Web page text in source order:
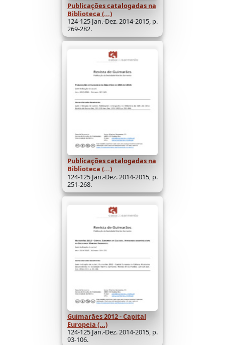
Publicações catalogadas na
Biblioteca (...)
124-125 Jan.-Dez. 2014-2015, p.
269-282.
Publicações catalogadas na
Biblioteca (...)
124-125 Jan.-Dez. 2014-2015, p.
251-268.
Guimarães 2012 - Capital
Europeia (...)
124-125 Jan.-Dez. 2014-2015, p.
93-106.